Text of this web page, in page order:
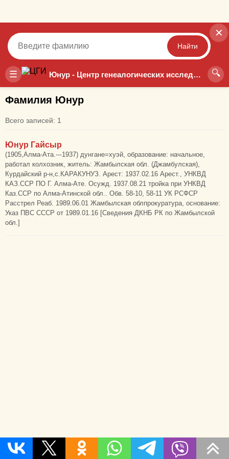
☰ Юнур - Центр генеалогических исследований 🔍
✕
Найти
Точный Неточный
Фамилия Юнур
Всего записей: 1
Юнур Гайсыр
(1905,Алма-Ата.---1937) дунгане=хуэй, образование: начальное,
работал колхозник, житель: Жамбылская обл. (Джамбулская),
Курдайский р-н,с.КАРАКУНУЗ. Арест: 1937.02.16 Арест., УНКВД
КАЗ.ССР ПО Г. Алма-Ате. Осужд. 1937.08.21 тройка при УНКВД
Каз.ССР по Алма-Атинской обл.. Обв. 58-10, 58-11 УК РСФСР
Расстрел Реаб. 1989.06.01 Жамбылская облпрокуратура, основание:
Указ ПВС СССР от 1989.01.16 [Сведения ДКНБ РК по Жамбылской
обл.]